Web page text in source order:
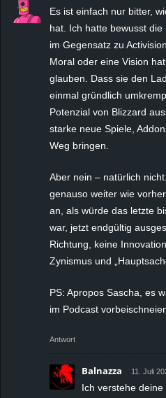
Es ist einfach nur bitter,
hat. Ich hatte bewusst
im Gegensatz zu
Moral oder eine Vision
glauben. Dass sie den
einmal gründlich
Potenzial von Blizzard
starke neue Spiele,
Weg bringen.
Aber nein – natürlich
genauso weiter wie
an, als würde das letzte
war, jetzt endgültig
Richtung, keine
Zynismus und
PS: Apropos Sascha, es
im Podcast
Antwort
Balnazza 11. Juli
Ich verstehe